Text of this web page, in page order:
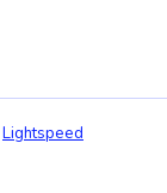
Lightspeed